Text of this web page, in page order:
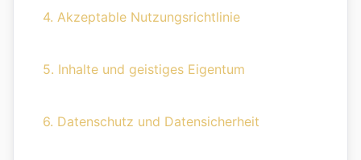
4. Akzeptable Nutzungsrichtlinie
5. Inhalte und geistiges Eigentum
6. Datenschutz und Datensicherheit